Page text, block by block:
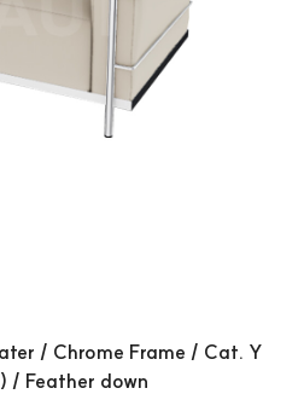
/ Chrome Frame / Cat. Y
/ Feather down